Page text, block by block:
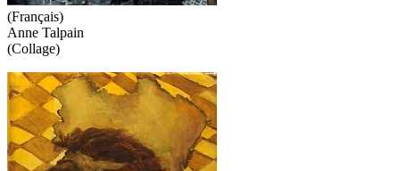
(Français)
Anne Talpain
(Collage)